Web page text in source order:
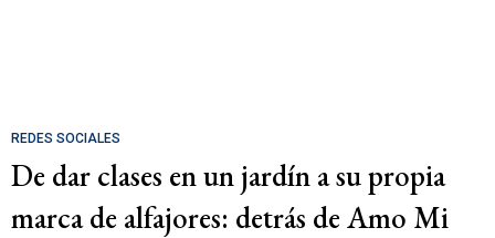
REDES SOCIALES
De dar clases en un jardín a su propia
marca de alfajores: detrás de Amo Mi